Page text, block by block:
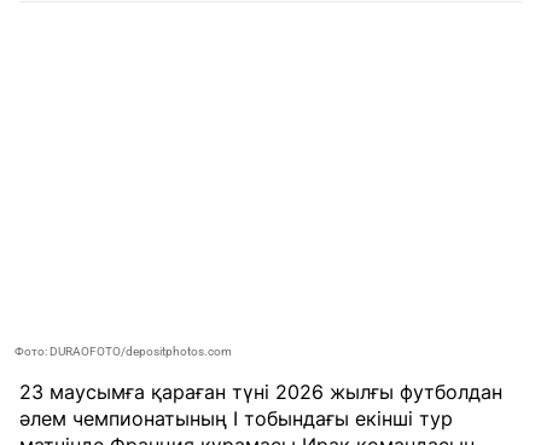
Фото: DURAOFOTO/depositphotos.com
23 маусымға қараған түні 2026 жылғы футболдан
әлем чемпионатының I тобындағы екінші тур